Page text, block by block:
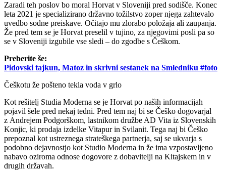
Zaradi teh poslov bo moral Horvat v Sloveniji pred sodišče. Konec
leta 2021 je specializirano državno tožilstvo zoper njega zahtevalo
uvedbo sodne preiskave. Očitajo mu zlorabo položaja ali zaupanja.
Že pred tem se je Horvat preselil v tujino, za njegovimi posli pa so
se v Sloveniji izgubile vse sledi – do zgodbe s Češkom.
Preberite še:
Pidovski tajkun, Matoz in skrivni sestanek na Smledniku #foto
Češkotu že pošteno tekla voda v grlo
Kot rešitelj Studia Moderna se je Horvat po naših informacijah
pojavil šele pred nekaj tedni. Pred tem naj bi se Češko dogovarjal
z Andrejem Podgorškom, lastnikom družbe AD Vita iz Slovenskih
Konjic, ki prodaja izdelke Vitapur in Svilanit. Tega naj bi Češko
prepoznal kot ustreznega strateškega partnerja, saj se ukvarja s
podobno dejavnostjo kot Studio Moderna in že ima vzpostavljeno
nabavo oziroma odnose dogovore z dobavitelji na Kitajskem in v
drugih državah.